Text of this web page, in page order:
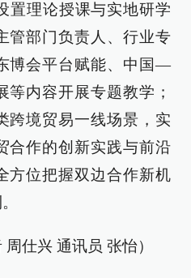
置理论授课与实地研学
管部门负责人、行业专
博会平台赋能、中国—
等内容开展专题教学；
跨境贸易一线场景，实
合作的创新实践与前沿
方位把握双边合作新机
仕兴 通讯员 张怡）